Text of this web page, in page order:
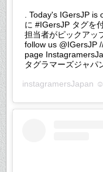
. Today's IGersJP
に #IGersJP タグを
担当者がピックアッ
follow us @IGersJP
page
タグラマーズジャパ
instagramersJapan